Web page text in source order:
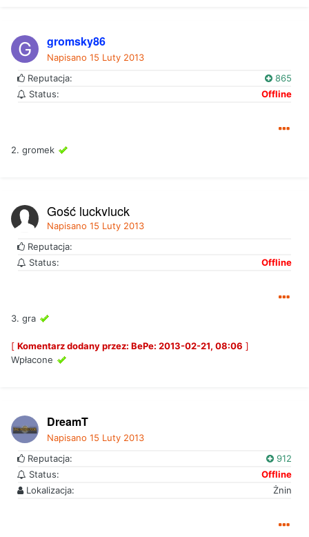
gromsky86
Napisano 15 Luty 2013
Reputacja:
865
Status:
Offline
2. gromek
Gość luckyluck
Napisano 15 Luty 2013
Reputacja:
Status:
Offline
3. gra
[ Komentarz dodany przez: BePe: 2013-02-21, 08:06 ]
Wpłacone
DreamT
Napisano 15 Luty 2013
Reputacja:
912
Status:
Offline
Lokalizacja:
Żnin